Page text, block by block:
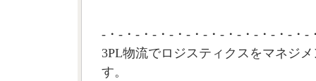
-・-・-・-・-・-・-・-・-・-・-・-・-
3PL物流でロジスティクスをマネジ
す。